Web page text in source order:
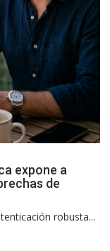
expone a
de
robusta...